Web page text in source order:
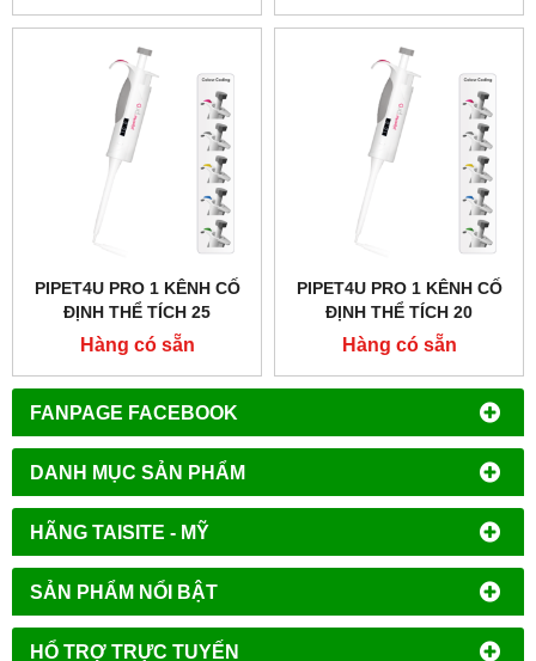
FANPAGE FACEBOOK
DANH MỤC SẢN PHẨM
HÃNG TAISITE - MỸ
SẢN PHẨM NỔI BẬT
HỔ TRỢ TRỰC TUYẾN
PIPET4U PRO 1 KÊNH CỐ
ĐỊNH THỂ TÍCH 25
MICROLIT HÃNG AHN -
ĐỨC
Hàng có sẵn
PIPET4U PRO 1 KÊNH CỐ
ĐỊNH THỂ TÍCH 20
MICROLIT HÃNG AHN -
ĐỨC
Hàng có sẵn